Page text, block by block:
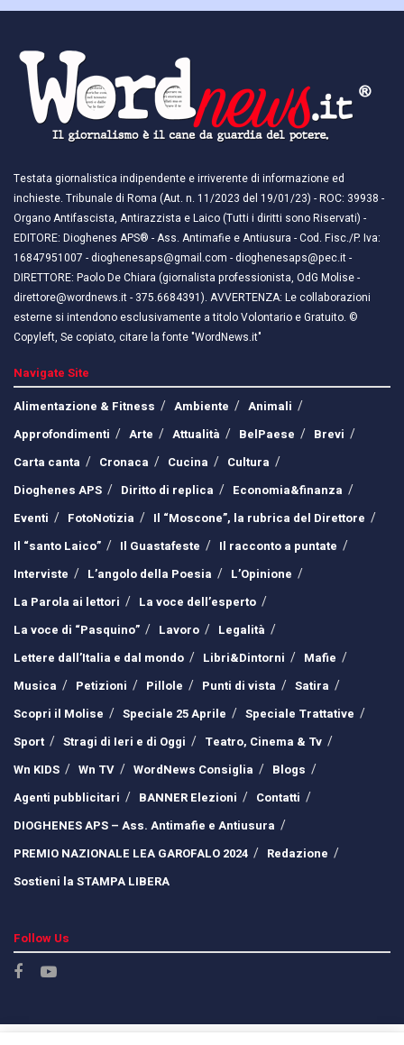
Testata giornalistica indipendente e irriverente di informazione ed
inchieste. Tribunale di Roma (Aut. n. 11/2023 del 19/01/23) - ROC: 39938 -
Organo Antifascista, Antirazzista e Laico (Tutti i diritti sono Riservati) -
EDITORE: Dioghenes APS® - Ass. Antimafie e Antiusura - Cod. Fisc./P. Iva:
16847951007 - dioghenesaps@gmail.com - dioghenesaps@pec.it - ​​
DIRETTORE: Paolo De Chiara (giornalista professionista, OdG Molise -
direttore@wordnews.it - ​​375.6684391). AVVERTENZA: Le collaborazioni
esterne si intendono esclusivamente a titolo Volontario e Gratuito. ©
Copyleft, Se copiato, citare la fonte "WordNews.it"
Navigate Site
Alimentazione & Fitness
Ambiente
Animali
Approfondimenti
Arte Attualità BelPaese
Brevi
Carta canta
Cronaca Cucina
Cultura
Dioghenes APS
Diritto di replica
Economia&finanza
Eventi
FotoNotizia
Il “Moscone”, la rubrica del Direttore
Il “santo Laico”
Il Guastafeste
Il racconto a puntate
Interviste
L’angolo della Poesia
L’Opinione
La Parola ai lettori
La voce dell’esperto
La voce di “Pasquino”
Lavoro
Legalità
Lettere dall’Italia e dal mondo
Libri&Dintorni
Mafie
Musica
Petizioni Pillole Punti di vista
Satira
Scopri il Molise
Speciale 25 Aprile
Speciale Trattative
Sport
Stragi di Ieri e di Oggi
Teatro, Cinema & Tv
Wn KIDS
Wn TV WordNews Consiglia
Blogs
Agenti pubblicitari
BANNER Elezioni
Contatti
DIOGHENES APS – Ass. Antimafie e Antiusura
PREMIO NAZIONALE LEA GAROFALO 2024
Redazione
Sostieni la STAMPA LIBERA
Follow Us